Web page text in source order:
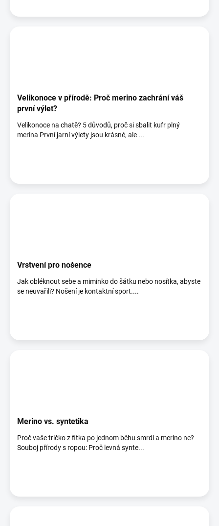
Velikonoce v přírodě: Proč merino zachrání váš
první výlet?
Velikonoce na chatě? 5 důvodů, proč si sbalit kufr plný
merina První jarní výlety jsou krásné, ale ...
Vrstvení pro nošence
Jak obléknout sebe a miminko do šátku nebo nosítka, abyste
se neuvařili? Nošení je kontaktní sport....
Merino vs. syntetika
Proč vaše tričko z fitka po jednom běhu smrdí a merino ne?
Souboj přírody s ropou: Proč levná synte...